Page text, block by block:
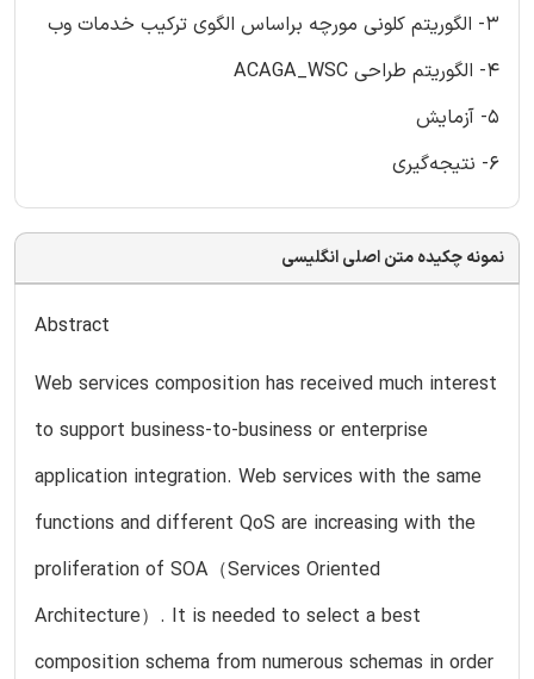
3- الگوریتم کلونی مورچه براساس الگوی ترکیب خدمات وب
4- الگوریتم طراحی ACAGA_WSC
5- آزمایش
6- نتیجه‌گیری
نمونه چکیده متن اصلی انگلیسی
Abstract
Web services composition has received much interest
to support business-to-business or enterprise
application integration. Web services with the same
functions and different QoS are increasing with the
proliferation of SOA（Services Oriented
Architecture）. It is needed to select a best
composition schema from numerous schemas in order